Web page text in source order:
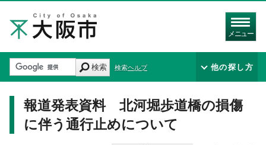
メニュー
検索 検索ヘルプ 他の探し方
報道発表資料 北河堀歩道橋の損傷
に伴う通行止めについて